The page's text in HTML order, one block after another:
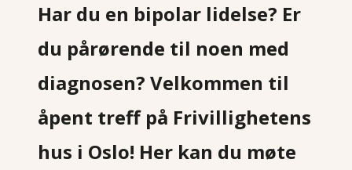
Har du en bipolar lidelse? Er
du pårørende til noen med
diagnosen? Velkommen til
åpent treff på Frivillighetens
hus i Oslo! Her kan du møte